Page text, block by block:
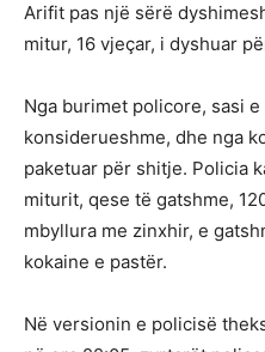
Arifit pas një sërë
mitur, 16 vjeçar, i dyshuar
Nga burimet policore, sasi
konsiderueshme, dhe nga
paketuar për shitje. Policia
miturit, qese të gatshme,
mbyllura me zinxhir, e
kokaine e pastër.
Në versionin e policisë